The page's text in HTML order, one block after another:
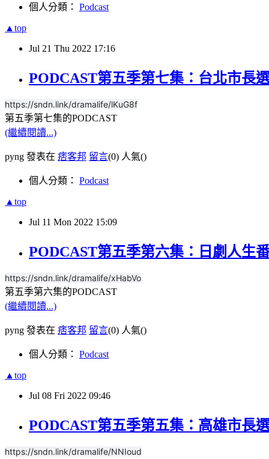
個人分類： Podcast
▲top
Jul 21 Thu 2022 17:16
PODCAST第五季第七集：台北市長
https://sndn.link/dramalife/lKuG8f
第五季第七集的PODCAST
(繼續閱讀...)
pyng 發表在 痞客邦 留言(0) 人氣()
個人分類： Podcast
▲top
Jul 11 Mon 2022 15:09
PODCAST第五季第六集：日劇人生
https://sndn.link/dramalife/xHabVo
第五季第六集的PODCAST
(繼續閱讀...)
pyng 發表在 痞客邦 留言(0) 人氣()
個人分類： Podcast
▲top
Jul 08 Fri 2022 09:46
PODCAST第五季第五集：高雄市長
https://sndn.link/dramalife/NNIoud